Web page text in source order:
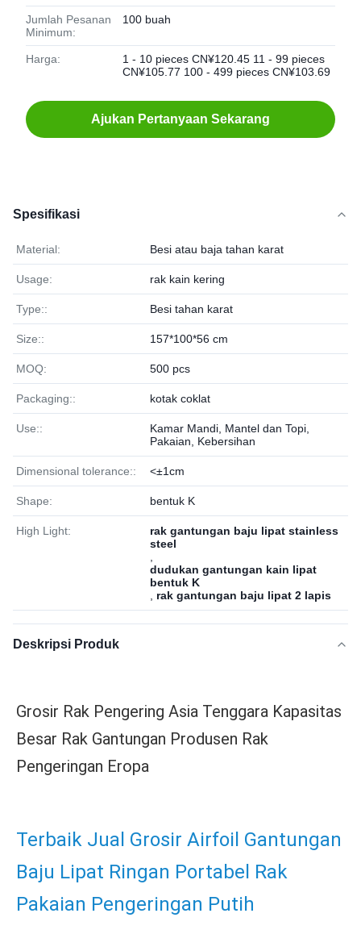
Jumlah Pesanan
Minimum:
100 buah
Harga:
1 - 10 pieces CN¥120.45 11 - 99 pieces
CN¥105.77 100 - 499 pieces CN¥103.69
Ajukan Pertanyaan Sekarang
Spesifikasi
Material: Besi atau baja tahan karat
Usage: rak kain kering
Type:: Besi tahan karat
Size:: 157*100*56 cm
MOQ: 500 pcs
Packaging:: kotak coklat
Use::
Kamar Mandi, Mantel dan Topi,
Pakaian, Kebersihan
Dimensional tolerance:: <±1cm
Shape: bentuk K
High Light:
rak gantungan baju lipat stainless
steel
dudukan gantungan kain lipat
bentuk K
rak gantungan baju lipat 2 lapis
Deskripsi Produk
Grosir Rak Pengering Asia Tenggara Kapasitas
Besar Rak Gantungan Produsen Rak
Pengeringan Eropa
Terbaik Jual Grosir Airfoil Gantungan
Baju Lipat Ringan Portabel Rak
Pakaian Pengeringan Putih